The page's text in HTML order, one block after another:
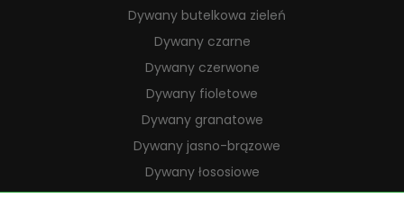
Dywany butelkowa zieleń
Dywany czarne
Dywany czerwone
Dywany fioletowe
Dywany granatowe
Dywany jasno-brązowe
Dywany łososiowe
Dywany kremowe